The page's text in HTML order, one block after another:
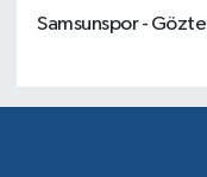
Samsunspor -